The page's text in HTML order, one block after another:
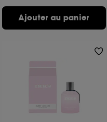
Ajouter au panier